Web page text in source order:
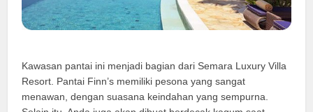
Kawasan pantai ini menjadi bagian dari Semara Luxury Villa
Resort. Pantai Finn’s memiliki pesona yang sangat
menawan, dengan suasana keindahan yang sempurna.